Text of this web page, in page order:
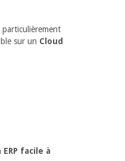
particulièrement
sur un Cloud
ERP facile à